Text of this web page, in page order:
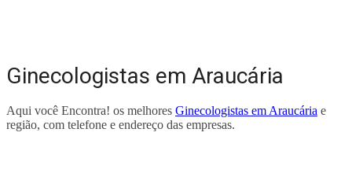
Ginecologistas em Araucária
Aqui você Encontra! os melhores Ginecologistas em Araucária e
região, com telefone e endereço das empresas.